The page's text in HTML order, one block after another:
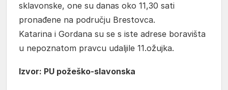
sklavonske, one su danas oko 11,30 sati
pronađene na području Brestovca.
Katarina i Gordana su se s iste adrese boravišta
u nepoznatom pravcu udaljile 11.ožujka.
Izvor: PU požeško-slavonska